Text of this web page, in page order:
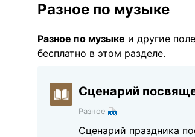
Разное по музыке
Разное по музыке и другие
бесплатно в этом разделе.
Сценарий
Разное
Сценарий праздника